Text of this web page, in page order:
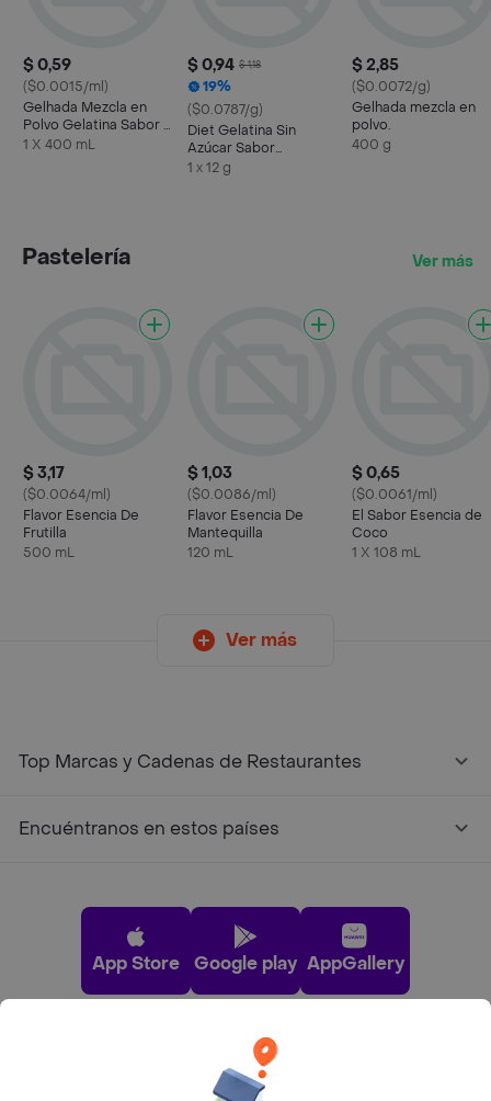
$ 0,59
($0.0015/ml)
Gelhada Mezcla en
Polvo Gelatina Sabor a
Mora
1 X 400 mL
$ 0,94 $ 1,18
19%
($0.0787/g)
Diet Gelatina Sin
Azúcar Sabor
Frambuesa
1 x 12 g
$ 2,85
($0.0072/g)
Gelhada mezcla en
polvo.
400 g
Pastelería Ver más
$ 3,17
($0.0064/ml)
Flavor Esencia De
Frutilla
500 mL
$ 1,03
($0.0086/ml)
Flavor Esencia De
Mantequilla
120 mL
$ 0,65
($0.0061/ml)
El Sabor Esencia de
Coco
1 X 108 mL
Ver más
Top Marcas y Cadenas de Restaurantes
Encuéntranos en estos países
App Store Google play AppGallery
Pide tu comida favorita cerca de ti